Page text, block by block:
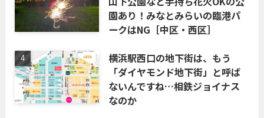
園あり！みなとみらいの臨港パ
ークはNG［中区・西区］
横浜駅西口の地下街は、もう
「ダイヤモンド地下街」と呼ば
ないんですね…相鉄ジョイナス
なのか